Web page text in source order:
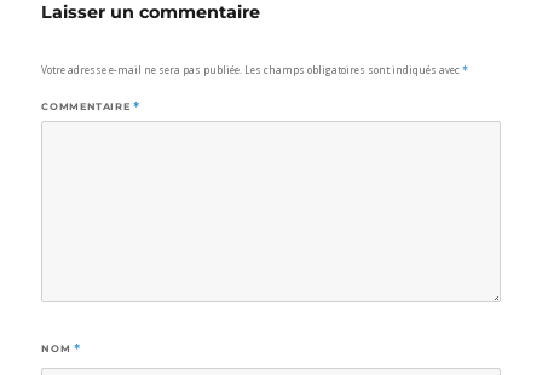
Laisser un commentaire
Votre adresse e-mail ne sera pas publiée. Les champs obligatoires sont indiqués avec*
COMMENTAIRE *
NOM *